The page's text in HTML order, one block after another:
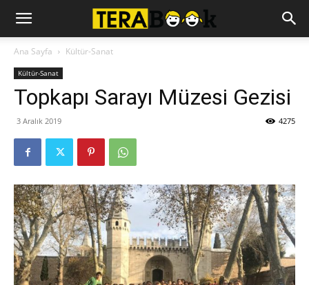
Ana Sayfa Kültür-Sanat
Kültür-Sanat
Topkapı Sarayı Müzesi Gezisi
3 Aralık 2019 4275